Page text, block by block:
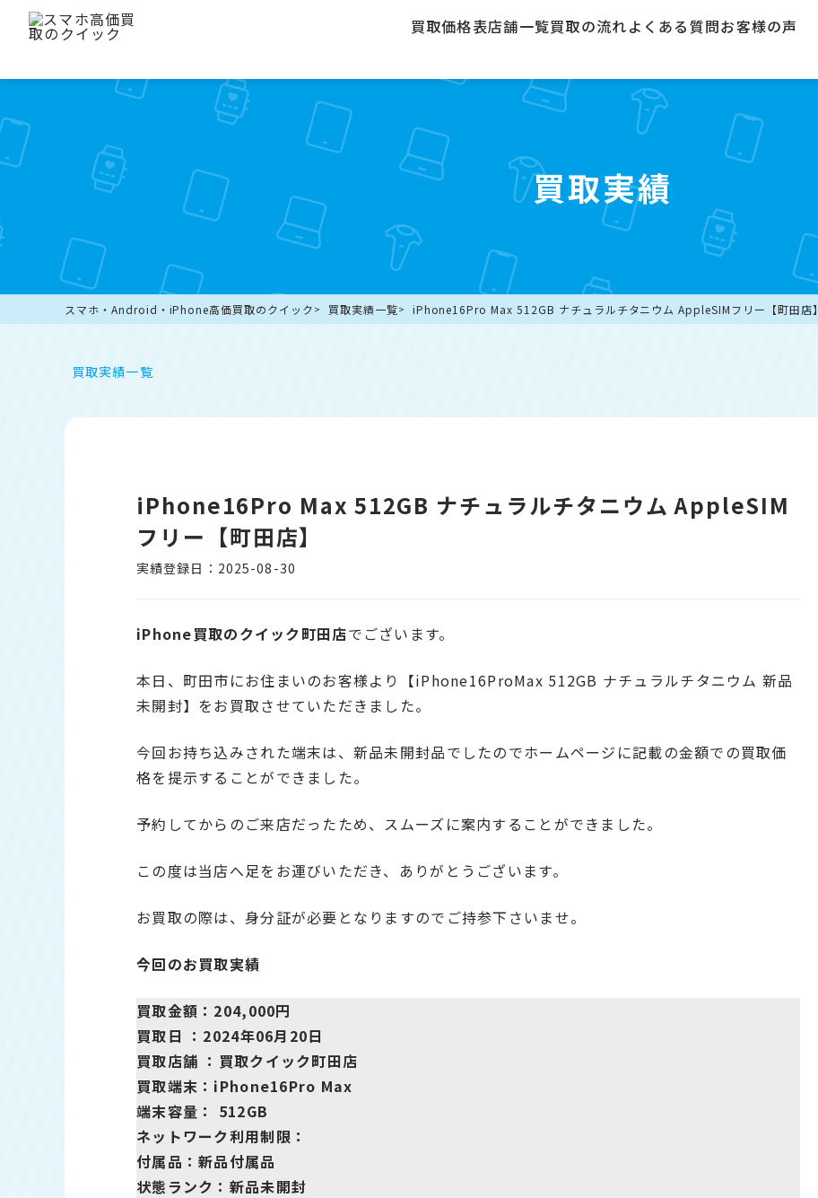
買取価格表店舗一覧買取の流れよくある質問お客様の声
買取実績
スマホ・Android・iPhone高価買取のクイック 買取実績一覧 iPhone16Pro Max 512GB ナチュラルチタニウム AppleSIMフリー【町田店】
買取実績一覧
iPhone16Pro Max 512GB ナチュラルチタニウム AppleSIM
フリー【町田店】
実績登録日：2025-08-30
iPhone買取のクイック町田店でございます。
本日、町田市にお住まいのお客様より【iPhone16ProMax 512GB ナチュラルチタニウム 新品
未開封】をお買取させていただきました。
今回お持ち込みされた端末は、新品未開封品でしたのでホームページに記載の金額での買取価
格を提示することができました。
予約してからのご来店だったため、スムーズに案内することができました。
この度は当店へ足をお運びいただき、ありがとうございます。
お買取の際は、身分証が必要となりますのでご持参下さいませ。
今回のお買取実績
買取金額：204,000円
買取日 ：2024年06月20日
買取店舗 ： 買取クイック町田店
買取端末：iPhone16Pro Max
端末容量： 512GB
ネットワーク利用制限：
付属品：新品付属品
状態ランク：新品未開封